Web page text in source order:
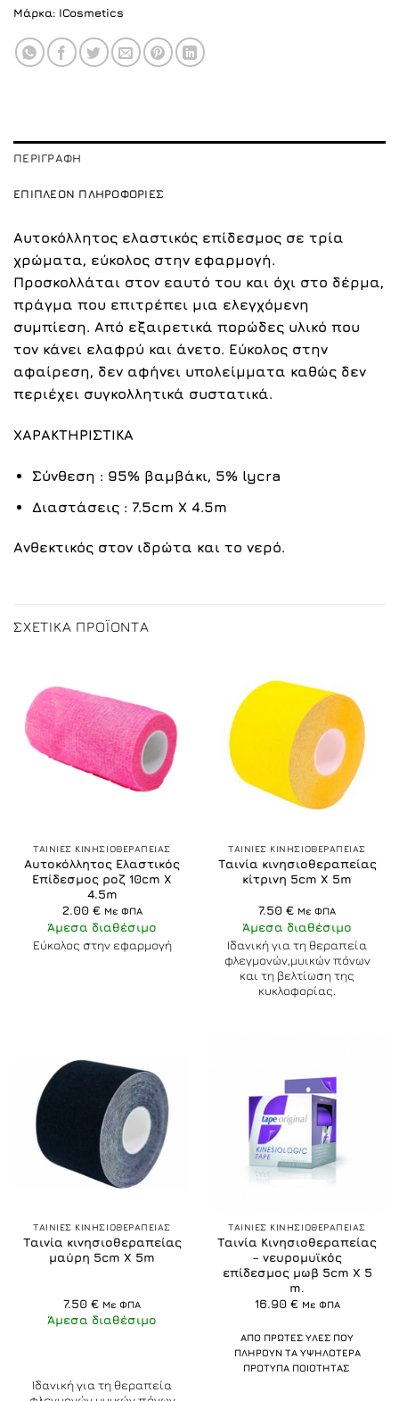
Μάρκα: ICosmetics
ΠΕΡΙΓΡΑΦΉ
ΕΠΙΠΛΈΟΝ ΠΛΗΡΟΦΟΡΊΕΣ
Αυτοκόλλητος ελαστικός επίδεσμος σε τρία
χρώματα, εύκολος στην εφαρμογή.
Προσκολλάται στον εαυτό του και όχι στο δέρμα,
πράγμα που επιτρέπει μια ελεγχόμενη
συμπίεση. Από εξαιρετικά πορώδες υλικό που
τον κάνει ελαφρύ και άνετο. Εύκολος στην
αφαίρεση, δεν αφήνει υπολείμματα καθώς δεν
περιέχει συγκολλητικά συστατικά.
ΧΑΡΑΚΤΗΡΙΣΤΙΚΑ
Σύνθεση : 95% βαμβάκι, 5% lycra
Διαστάσεις: 7.5cm X 4.5m
Ανθεκτικός στον ιδρώτα και το νερό.
ΣΧΕΤΙΚΆ ΠΡΟΪΌΝΤΑ
ΤΑΙΝΙΕΣ ΚΙΝΗΣΙΟΘΕΡΑΠΕΙΑΣ
Αυτοκόλλητος Ελαστικός
Επίδεσμος ροζ 10cm X
4.5m
2.00 € Με ΦΠΑ
Άμεσα διαθέσιμο
Εύκολος στην εφαρμογή
ΤΑΙΝΙΕΣ ΚΙΝΗΣΙΟΘΕΡΑΠΕΙΑΣ
Ταινία κινησιοθεραπείας
κίτρινη 5cm X 5m
7.50 € Με ΦΠΑ
Άμεσα διαθέσιμο
Ιδανική για τη θεραπεία
φλεγμονών,μυικών πόνων
και τη βελτίωση της
κυκλοφορίας.
ΤΑΙΝΙΕΣ ΚΙΝΗΣΙΟΘΕΡΑΠΕΙΑΣ
Ταινία κινησιοθεραπείας
μαύρη 5cm X 5m
7.50 € Με ΦΠΑ
Άμεσα διαθέσιμο
Ιδανική για τη θεραπεία
ΤΑΙΝΙΕΣ ΚΙΝΗΣΙΟΘΕΡΑΠΕΙΑΣ
Ταινία Κινησιοθεραπείας
– νευρομυϊκός
επίδεσμος μωβ 5cm Χ 5
m.
16.90 € Με ΦΠΑ
ΑΠΟ ΠΡΩΤΕΣ ΥΛΕΣ ΠΟΥ
ΠΛΗΡΟΥΝ ΤΑ ΥΨΗΛΟΤΕΡΑ
ΠΡΟΤΥΠΑ ΠΟΙΟΤΗΤΑΣ